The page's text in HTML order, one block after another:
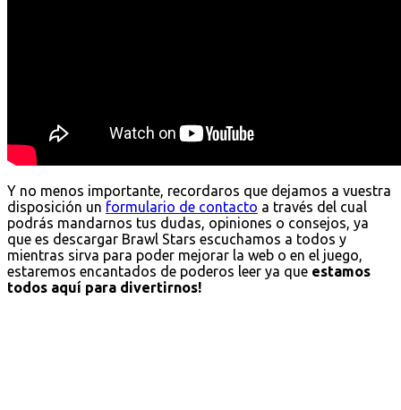
Y no menos importante, recordaros que dejamos a vuestra
disposición un formulario de contacto a través del cual
podrás mandarnos tus dudas, opiniones o consejos, ya
que es descargar Brawl Stars escuchamos a todos y
mientras sirva para poder mejorar la web o en el juego,
estaremos encantados de poderos leer ya que estamos
todos aquí para divertirnos!